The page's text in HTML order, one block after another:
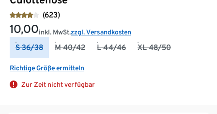
(623)
10,00inkl. MwSt.zzgl. Versandkosten
S 36/38 M 40/42 L 44/46 XL 48/50
Richtige Größe ermitteln
Zur Zeit nicht verfügbar